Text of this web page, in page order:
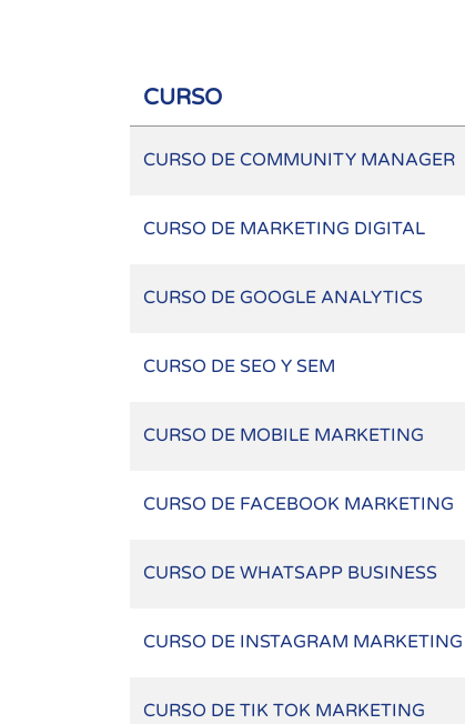
CURSO
CURSO DE COMMUNITY MANAGER
CURSO DE MARKETING DIGITAL
CURSO DE GOOGLE ANALYTICS
CURSO DE SEO Y SEM
CURSO DE MOBILE MARKETING
CURSO DE FACEBOOK MARKETING
CURSO DE WHATSAPP BUSINESS
CURSO DE INSTAGRAM MARKETING
CURSO DE TIK TOK MARKETING